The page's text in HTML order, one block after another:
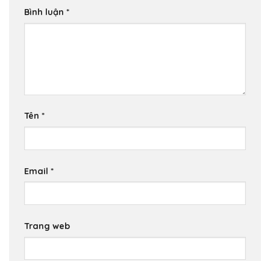
Bình luận *
Tên *
Email *
Trang web